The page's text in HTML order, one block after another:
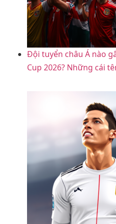
Đội tuyển châu Á nào
Cup 2026? Những cái